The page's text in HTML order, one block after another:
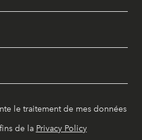
le traitement de mes données
de la Privacy Policy